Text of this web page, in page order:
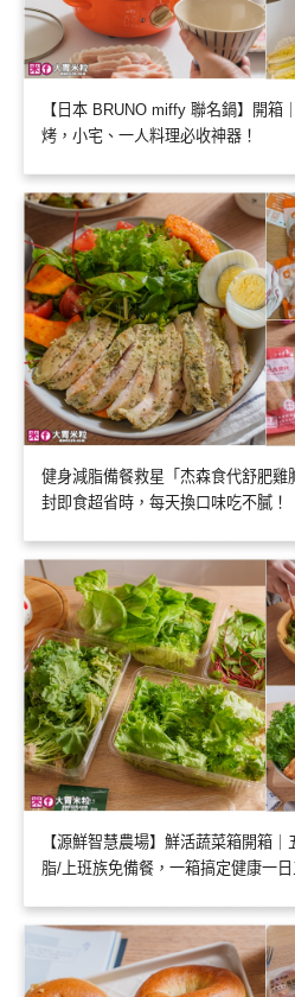
【日本 BRUNO miffy 聯名鍋】開箱
烤，小宅、一人料理必收神器！
健身減脂備餐救星「杰森食代舒肥
封即食超省時，每天換口味吃不膩！
【源鮮智慧農場】鮮活蔬菜箱開箱
脂/上班族免備餐，一箱搞定健康一